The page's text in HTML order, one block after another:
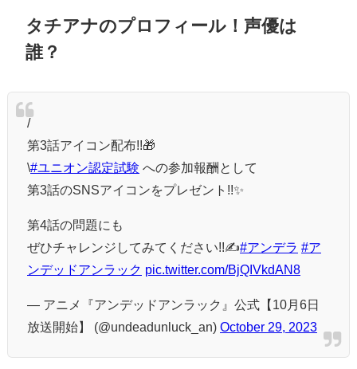
タチアナのプロフィール！声優は
誰？
/
第3話アイコン配布!!🎁
\#ユニオン認定試験 への参加報酬として
第3話のSNSアイコンをプレゼント!!✨
第4話の問題にも
ぜひチャレンジしてみてください!!✍️#アンデラ #ア
ンデッドアンラック pic.twitter.com/BjQIVkdAN8
— アニメ『アンデッドアンラック』公式【10月6日
放送開始】 (@undeadunluck_an) October 29, 2023